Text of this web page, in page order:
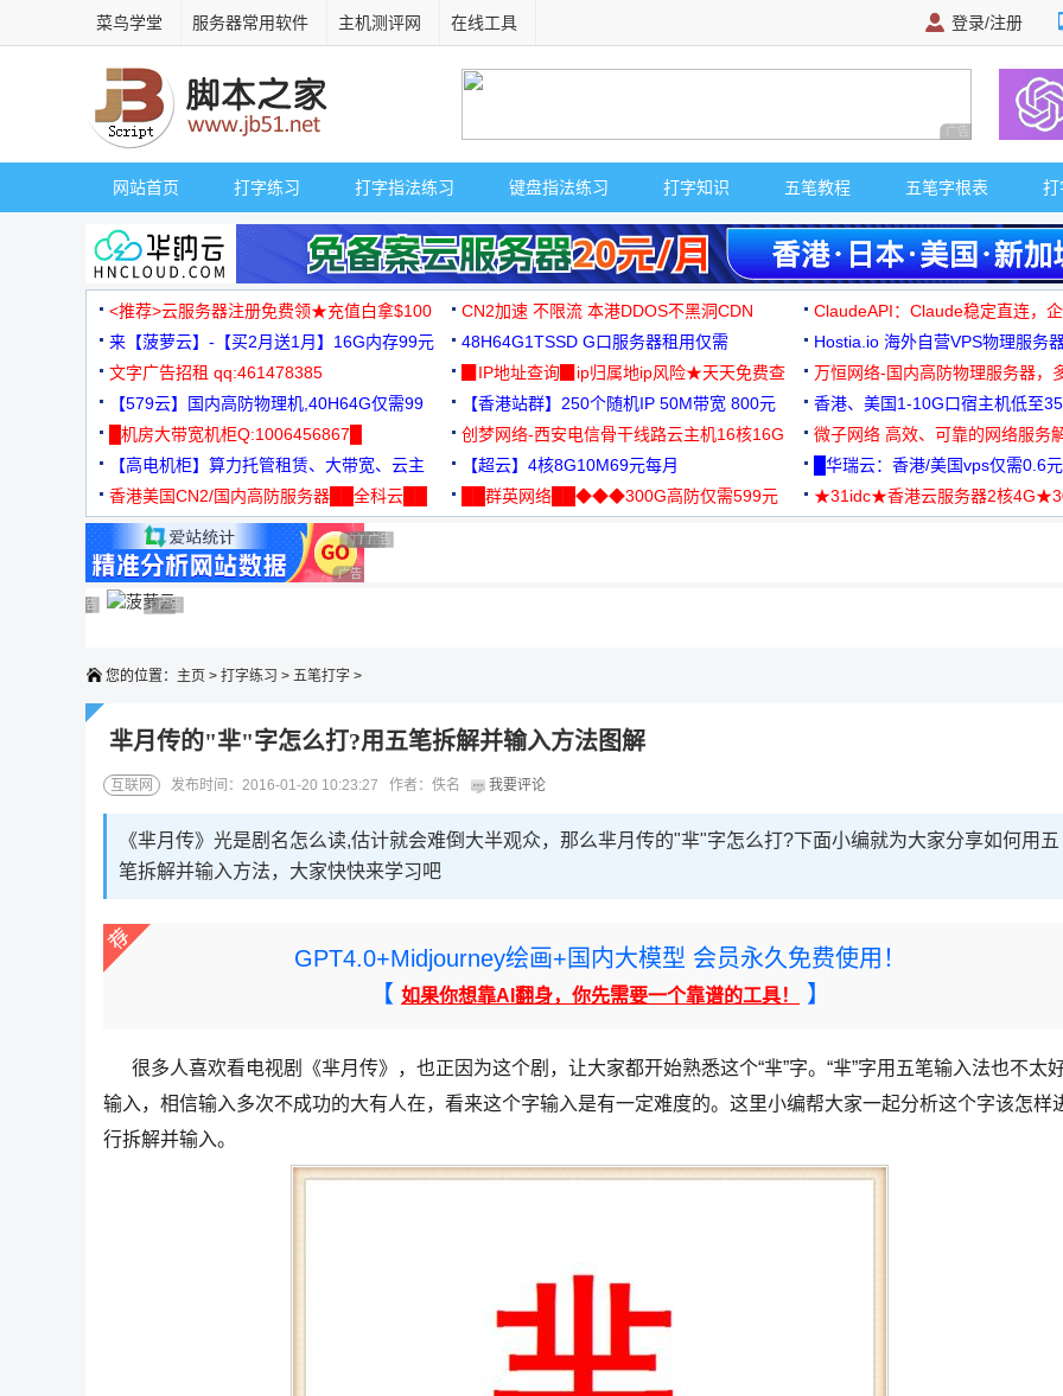
菜鸟学堂 服务器常用软件 主机测评网 在线工具 登录/注册
广告 商业广告，理
网站首页 打字练习 打字指法练习 键盘指法练习 打字知识 五笔教程 五笔字根表 打
<推荐>云服务器注册免费领★充值白拿$100 CN2加速 不限流 本港DDOS不黑洞CDN
ClaudeAPI：Claude稳定直连，
来【菠萝云】-【买2月送1月】16G内存99元
48H64G1TSSD G口服务器租用仅需
3000+可免费测试
Hostia.io 海外自营VPS物理服务
文字广告招租 qq:461478385
▉IP地址查询▉ip归属地ip风险★天天免费查
万恒网络-国内高防物理服务器，
99元/月起
【579云】国内高防物理机,40H64G仅需99
元
【香港站群】250个随机IP 50M带宽 800元
香港、美国1-10G口宿主机低至
█机房大带宽机柜Q:1006456867█
创梦网络-西安电信骨干线路云主机16核16G
88元/月
微子网络 高效、可靠的网络服务
【高电机柜】算力托管租赁、大带宽、云主
机
【超云】4核8G10M69元每月
█华瑞云：香港/美国vps仅需0.6
香港美国CN2/国内高防服务器██全科云██
██群英网络██◆◆◆300G高防仅需599元
★31idc★香港云服务器2核
广告 商业广告，理性选择
广告 商业广告，理性选择
广告 商业广告，理性选择
广告 商业广告，理性选择
广告 商业广告，理性选择
广告 商业广告，理性选择
广告 商业广告，理性选择
广告 商业广告，理性选择广告 商业广告，理性选择
广告 商业广告，理性选择
您的位置： 主页 > 打字练习 > 五笔打字 >
芈月传的"芈"字怎么打?用五笔拆解并输入方法图解
互联网 发布时间：2016-01-20 10:23:27 作者：佚名 我要评论
《芈月传》光是剧名怎么读,估计就会难倒大半观众，那么芈月传的"芈"字怎么打?下面小编就为大家分享如何用五
笔拆解并输入方法，大家快快来学习吧
GPT4.0+Midjourney绘画+国内大模型 会员永久免费使用！
【 如果你想靠AI翻身，你先需要一个靠谱的工具！ 】
很多人喜欢看电视剧《芈月传》，也正因为这个剧，让大家都开始熟悉这个“芈”字。“芈”字用五笔输入法也不太
输入，相信输入多次不成功的大有人在，看来这个字输入是有一定难度的。这里小编帮大家一起分析这个字该怎样
行拆解并输入。